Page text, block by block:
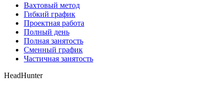
Вахтовый метод
Гибкий график
Проектная работа
Полный день
Полная занятость
Сменный график
Частичная занятость
HeadHunter